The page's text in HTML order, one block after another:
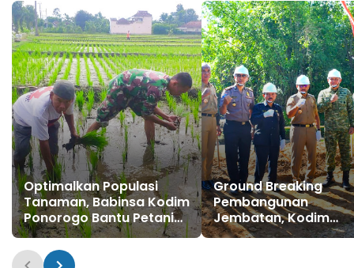
Optimalkan Populasi
Tanaman, Babinsa Kodim
Ponorogo Bantu Petani
Penyulaman Bibit Padi
Ground Breaking
Pembangunan
Jembatan, Kodim
Ponorogo Siap